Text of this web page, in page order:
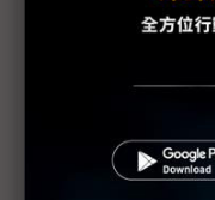
Google偕三星、
Sundar Pichai點名
Googlebook點燃